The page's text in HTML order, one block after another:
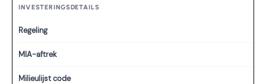
INVESTERINGSDETAILS
Regeling
MIA-aftrek
Milieulijst code